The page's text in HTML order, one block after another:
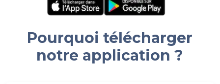
Pourquoi télécharger
notre application ?